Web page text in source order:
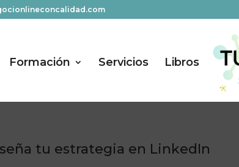
Formación Servicios Libros
tu estrategia en LinkedIn